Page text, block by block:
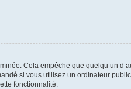
Cela empêche que quelqu’un
si vous utilisez un ordinateur
fonctionnalité.